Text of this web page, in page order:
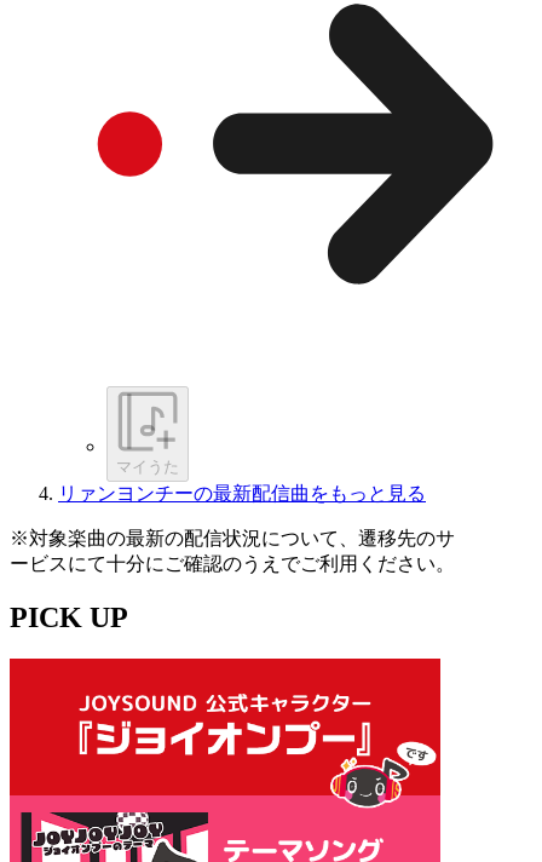
マイうた
リァンヨンチーの最新配信曲をもっと見る
※対象楽曲の最新の配信状況について、遷移先のサ
ービスにて十分にご確認のうえでご利用ください。
PICK UP